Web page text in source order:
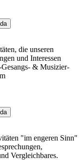
die unseren
und Interessen
& Musizier-
"im engeren Sinn"
Vergleichbares.